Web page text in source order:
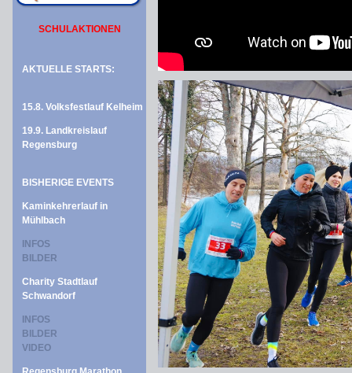
SCHULAKTIONEN
AKTUELLE STARTS:
15.8. Volksfestlauf Kelheim
19.9. Landkreislauf
Regensburg
BISHERIGE EVENTS
Kaminkehrerlauf in
Mühlbach
INFOS
BILDER
Charity Stadtlauf
Schwandorf
INFOS
BILDER
VIDEO